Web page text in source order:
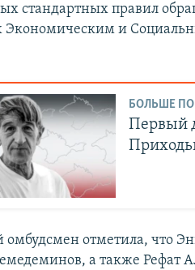
стандартных правил
Экономическим и
БОЛЬШЕ ПО
Первый
омбудсмен отметила, что
а также Рефат